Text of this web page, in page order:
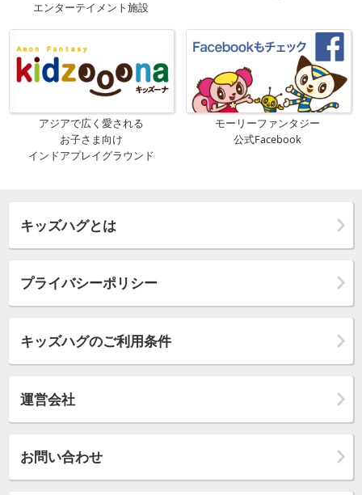
エンターテイメント施設
アジアで広く愛される
お子さま向け
インドアプレイグラウンド
モーリーファンタジー
公式Facebook
キッズハグとは
プライバシーポリシー
キッズハグのご利用条件
運営会社
お問い合わせ